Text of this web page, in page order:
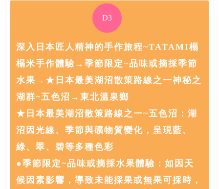
D3
深入日本匠人精神的手作旅程~TATAMI榻
榻米手作體驗→季節限定~品味或摘採季節
水果→★日本最美湖沼散策路線之一神秘之
湖群~五色沼→東北溫泉鄉
★日本最美湖沼散策路線之一~五色沼：湖
沼因光線、季節與礦物質變化，呈現藍、
綠、翠、碧等多種色彩
●季節限定~品味或摘採水果體驗：如因天
候因素影響，導致未能採果或無果可採時，